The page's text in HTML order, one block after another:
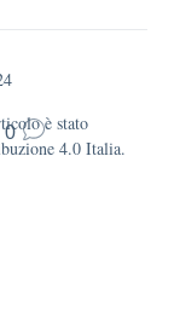
0
è stato
4.0 Italia.